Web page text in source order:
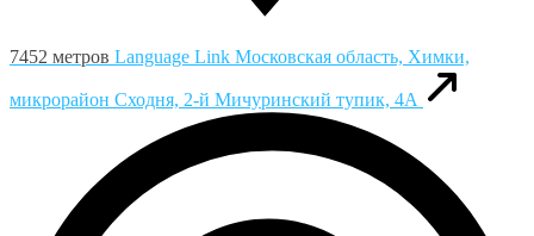
7452 метров Language Link Московская область, Химки,
микрорайон Сходня, 2-й Мичуринский тупик, 4А